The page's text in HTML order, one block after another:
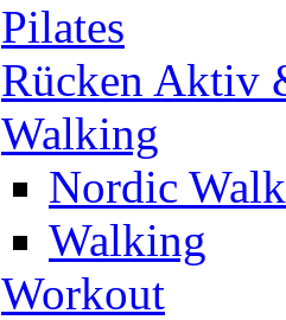
Pilates
Rücken Aktiv
Walking
Nordic
Walking
Workout